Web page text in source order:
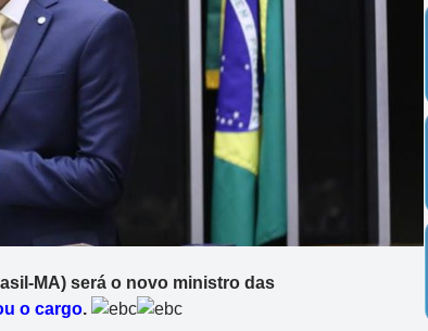
MA) será o novo ministro das
o cargo.